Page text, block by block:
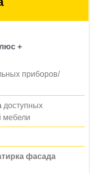
+
приборов/
доступных
мебели
фасада